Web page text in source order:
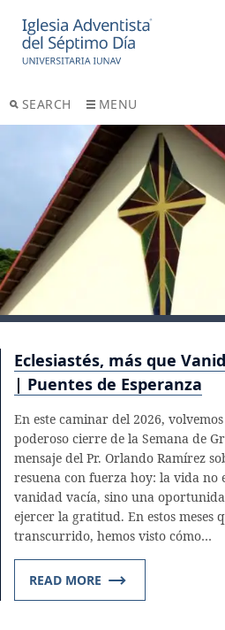
SEARCH MENU
Eclesiastés, más que
| Puentes de Esperanza
En este caminar del 2026,
poderoso cierre de la Semana de
mensaje del Pr. Orlando Ramírez
resuena con fuerza hoy: la vida no
vanidad vacía, sino una
ejercer la gratitud. En estos meses
transcurrido, hemos visto cómo…
READ MORE